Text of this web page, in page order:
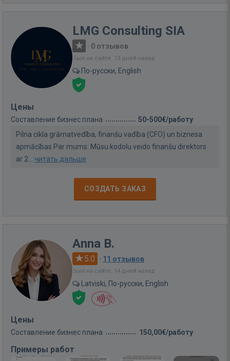
LMG Consulting SIA
· 0 отзывов
Был на сайте: 13 дней назад
По-русски, English
Цены
Составление бизнес плана
50-500€/работу
Pilna cikla grāmatvedība, finanšu vadība (CFO) un biznesa
apmācības Par mums: Mūsu kodolu veido finanšu direktors
ar 2... читать дальше
СОЗДАТЬ ЗАКАЗ
Anna B.
5.0 · 11 отзывов
Был на сайте: 14 дней назад
Latviski, По-русски, English
Цены
Составление бизнес плана 150,00€/работу
Примеры работ